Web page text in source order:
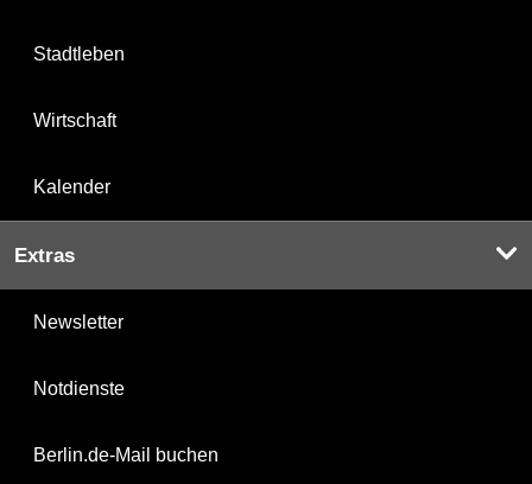
Stadtleben
Wirtschaft
Kalender
Extras
Newsletter
Notdienste
Berlin.de-Mail buchen